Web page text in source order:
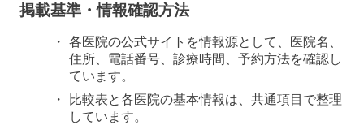
掲載基準・情報確認方法
各医院の公式サイトを情報源として、医院名、
住所、電話番号、診療時間、予約方法を確認し
ています。
比較表と各医院の基本情報は、共通項目で整理
しています。